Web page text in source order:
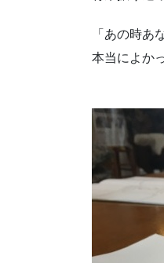
「あの時あ
本当によか